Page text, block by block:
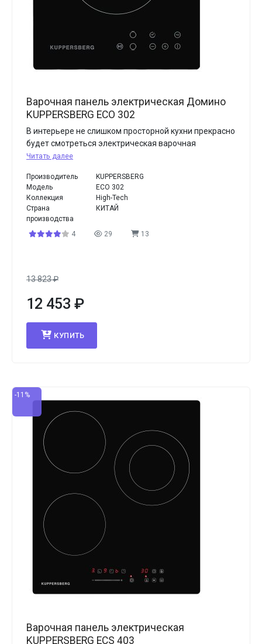
Варочная панель электрическая Домино
KUPPERSBERG ECO 302
В интерьере не слишком просторной кухни прекрасно
будет смотреться электрическая варочная
Читать далее
Производитель
KUPPERSBERG
Модель
ECO 302
Коллекция
High-Tech
Страна
производства
КИТАЙ
4 29 13
13 823₽
12 453 ₽
КУПИТЬ
-11%
Варочная панель электрическая
KUPPERSBERG ECS 403